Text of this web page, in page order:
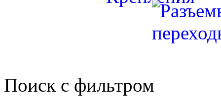
Поиск с фильтром